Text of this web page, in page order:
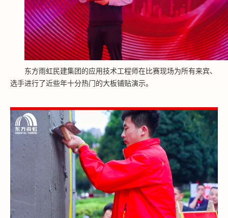
东方雨虹民建集团的应用技术工程师在比赛现场为所有来宾、
选手进行了近些年十分热门的大板铺贴演示。